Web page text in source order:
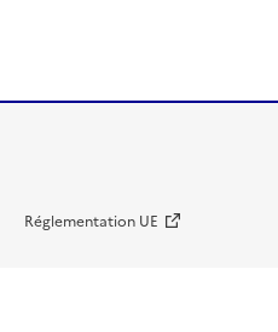
Réglementation UE